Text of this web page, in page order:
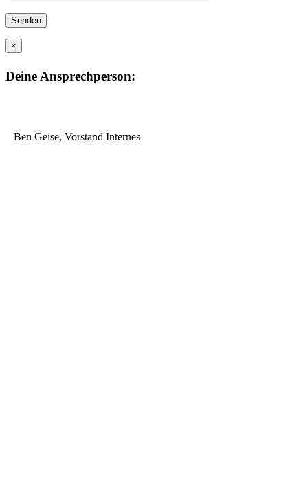
×
Deine Ansprechperson:
Ben Geise, Vorstand Internes